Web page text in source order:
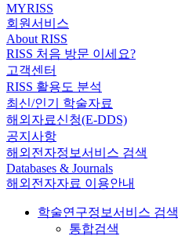
MYRISS
회원서비스
About RISS
RISS 처음 방문 이세요?
고객센터
RISS 활용도 분석
최신/인기 학술자료
해외자료신청(E-DDS)
공지사항
해외전자정보서비스 검색
Databases & Journals
해외전자자료 이용안내
학술연구정보서비스 검색
통합검색